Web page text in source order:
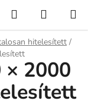
KeresésKOSÁR
hitelesített /
2000